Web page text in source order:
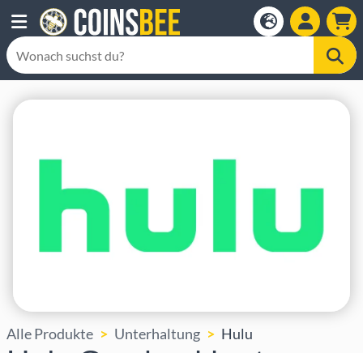
Alle Produkte Unterhaltung Hulu